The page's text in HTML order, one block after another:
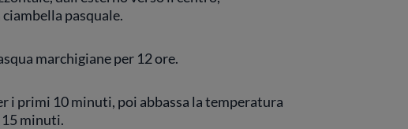
pasquale.
marchigiane per 12 ore.
i primi 10 minuti, poi abbassa la temperatura
15 minuti.